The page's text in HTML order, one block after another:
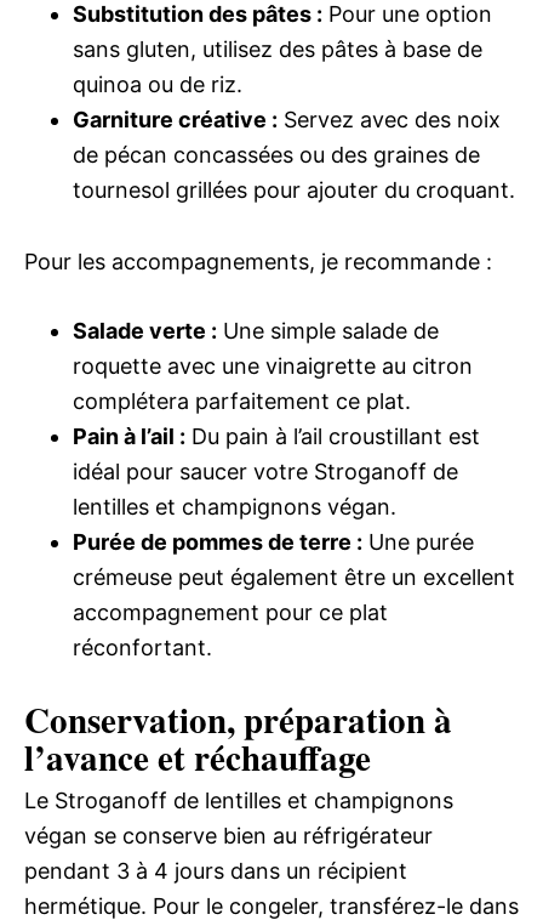
Substitution des pâtes : Pour une option
sans gluten, utilisez des pâtes à base de
quinoa ou de riz.
Garniture créative : Servez avec des noix
de pécan concassées ou des graines de
tournesol grillées pour ajouter du croquant.
Pour les accompagnements, je recommande :
Salade verte : Une simple salade de
roquette avec une vinaigrette au citron
complétera parfaitement ce plat.
Pain à l’ail : Du pain à l’ail croustillant est
idéal pour saucer votre Stroganoff de
lentilles et champignons végan.
Purée de pommes de terre : Une purée
crémeuse peut également être un excellent
accompagnement pour ce plat
réconfortant.
Conservation, préparation à
l’avance et réchauffage
Le Stroganoff de lentilles et champignons
végan se conserve bien au réfrigérateur
pendant 3 à 4 jours dans un récipient
hermétique. Pour le congeler, transférez-le dans